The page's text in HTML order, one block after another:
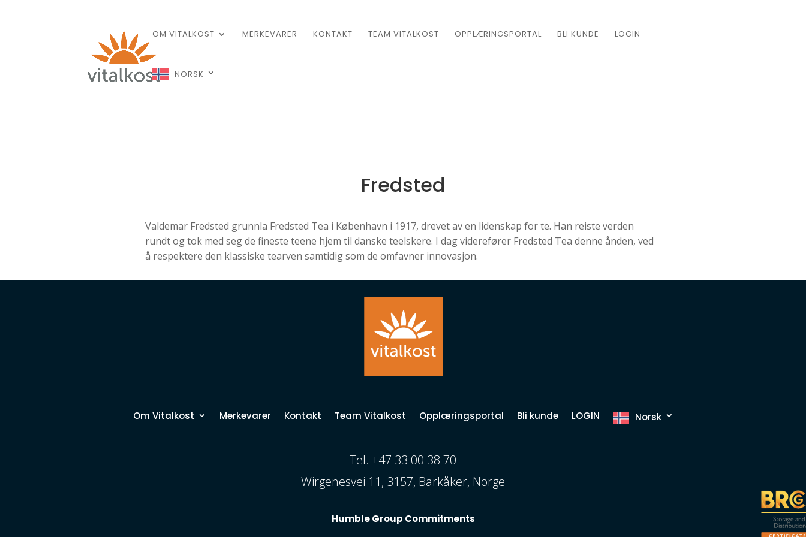
OM VITALKOST MERKEVARER KONTAKT TEAM VITALKOST OPPLÆRINGSPORTAL BLI KUNDE LOGIN
NORSK
Fredsted
Valdemar Fredsted grunnla Fredsted Tea i København i 1917, drevet av en lidenskap for te. Han reiste verden
rundt og tok med seg de fineste teene hjem til danske teelskere. I dag viderefører Fredsted Tea denne ånden, ved
å respektere den klassiske tearven samtidig som de omfavner innovasjon.
Om Vitalkost Merkevarer Kontakt Team Vitalkost Opplæringsportal Bli kunde LOGIN Norsk
Tel. +47 33 00 38 70
Wirgenesvei 11, 3157, Barkåker, Norge
Humble Group Commitments